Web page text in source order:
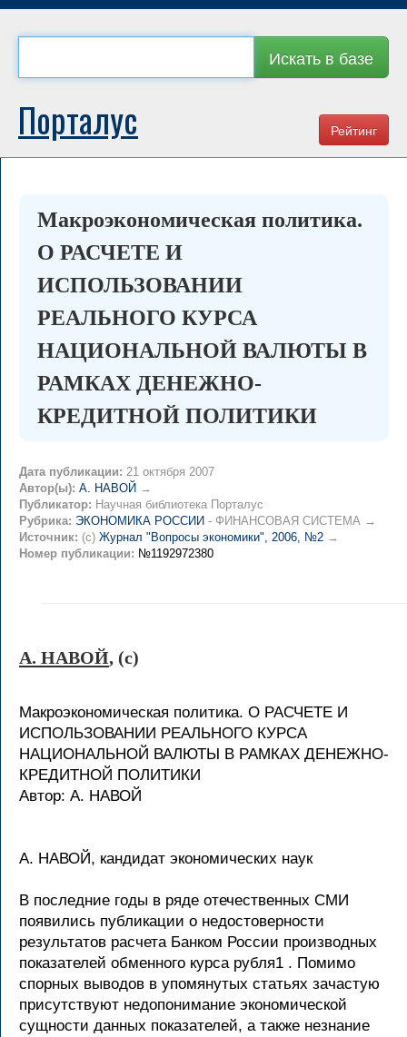
Искать в базе
Рейтинг
Порталус
Макроэкономическая политика.
О РАСЧЕТЕ И
ИСПОЛЬЗОВАНИИ
РЕАЛЬНОГО КУРСА
НАЦИОНАЛЬНОЙ ВАЛЮТЫ В
РАМКАХ ДЕНЕЖНО-
КРЕДИТНОЙ ПОЛИТИКИ
Дата публикации: 21 октября 2007
Автор(ы): А. НАВОЙ →
Публикатор: Научная библиотека Порталус
Рубрика: ЭКОНОМИКА РОССИИ - ФИНАНСОВАЯ СИСТЕМА →
Источник: (c) Журнал "Вопросы экономики", 2006, №2 →
Номер публикации: №1192972380
А. НАВОЙ, (c)
Макроэкономическая политика. О РАСЧЕТЕ И
ИСПОЛЬЗОВАНИИ РЕАЛЬНОГО КУРСА
НАЦИОНАЛЬНОЙ ВАЛЮТЫ В РАМКАХ ДЕНЕЖНО-
КРЕДИТНОЙ ПОЛИТИКИ
Автор: А. НАВОЙ
А. НАВОЙ, кандидат экономических наук
В последние годы в ряде отечественных СМИ
появились публикации о недостоверности
результатов расчета Банком России производных
показателей обменного курса рубля1 . Помимо
спорных выводов в упомянутых статьях зачастую
присутствуют недопонимание экономической
сущности данных показателей, а также незнание